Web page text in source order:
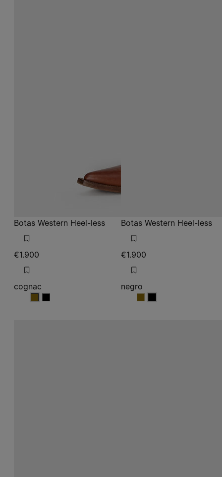
Botas Western Heel-less
€1.900
cognac
cognaccognac
Botas Western Heel-less
€1.900
negro
negronegro